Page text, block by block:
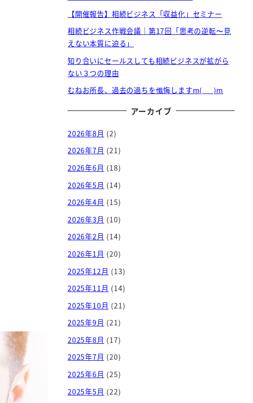
【開催報告】相続ビジネス「収益化」セミナー
相続ビジネス作戦会議｜第17回「思考の逆転〜見
えない本質に迫る」
知り合いにセールスしても相続ビジネスが拡がら
ない３つの理由
むねお所長、過去の過ちを懺悔しますm(_ _)m
アーカイブ
2026年8月 (2)
2026年7月 (21)
2026年6月 (18)
2026年5月 (14)
2026年4月 (15)
2026年3月 (10)
2026年2月 (14)
2026年1月 (20)
2025年12月 (13)
2025年11月 (14)
2025年10月 (21)
2025年9月 (21)
2025年8月 (17)
2025年7月 (20)
2025年6月 (25)
2025年5月 (22)